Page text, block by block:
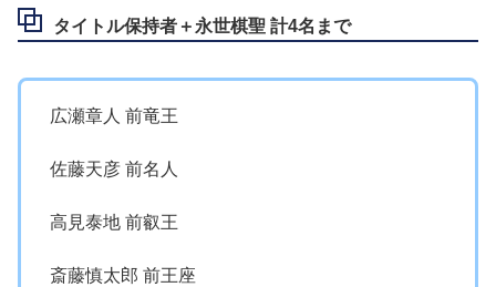
タイトル保持者＋永世棋聖 計4名まで
広瀬章人 前竜王
佐藤天彦 前名人
高見泰地 前叡王
斎藤慎太郎 前王座